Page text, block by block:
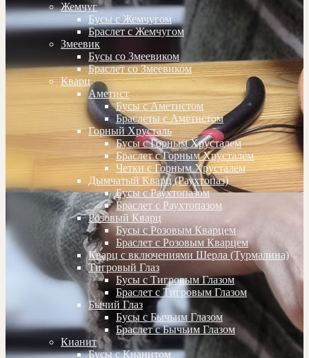
Жемчуг
Бусы с Жемчугом
Браслет с Жемчугом
Змеевик
Бусы со Змеевиком
Браслет со Змеевиком
Кварц
Аметист
Бусы с Аметистом
Браслеты с Аметистом
Горный Хрусталь
Бусы с Горным Хрусталем
Браслет с Горным Хрусталем
Четки с Горным Хрусталем
Дымчатый Кварц (Раухтопаз)
Бусы с Раухтопазом
Браслет с Раухтопазом
Розовый Кварц
Бусы с Розовым Кварцем
Браслет с Розовым Кварцем
Кварц с включениями Шерла (Турмалина)
Тигровый Глаз
Бусы с Тигровым Глазом
Браслет с Тигровым Глазом
Бычий Глаз
Бусы с Бычьим Глазом
Браслет с Бычьим Глазом
Кианит
Бусы с Кианитом